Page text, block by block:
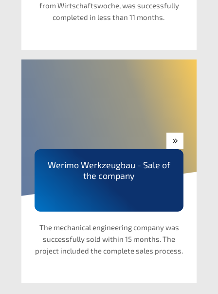
from Wirtschafts­wo­che, was successful­ly
comple­ted in less than 11 months.
Werimo Werkzeug­bau - Sale of
the company
The mecha­ni­cal enginee­ring compa­ny was
successful­ly sold within 15 months. The
project included the comple­te sales process.